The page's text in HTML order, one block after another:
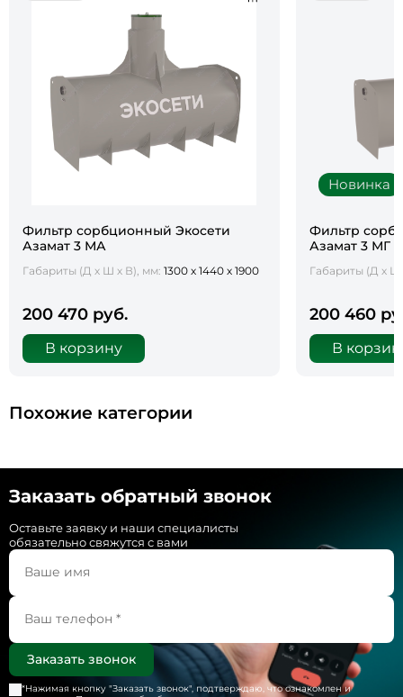
Фильтр сорбционный Экосети
Азамат 3 МА
Габариты (Д х Ш х В), мм: 1300 х 1440 х 1900
200 470 руб.
В корзину
Новинка
Фильтр
Азамат 3 МГ
Габариты (Д х Ш
200 460
В
Похожие категории
Заказать обратный звонок
Оставьте заявку и наши специалисты
обязательно свяжутся с вами
*Нажимая кнопку "Заказать звонок", подтверждаю, что ознакомлен и